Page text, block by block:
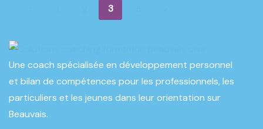
3
Une coach spécialisée en développement personnel
et bilan de compétences pour les professionnels, les
particuliers et les jeunes dans leur orientation sur
Beauvais.